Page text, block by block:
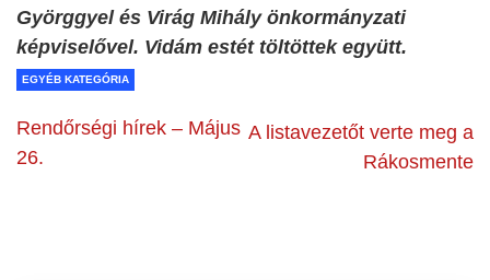
Györggyel és Virág Mihály önkormányzati
képviselővel. Vidám estét töltöttek együtt.
EGYÉB KATEGÓRIA
Rendőrségi hírek – Május
26.
A listavezetőt verte meg a
Rákosmente